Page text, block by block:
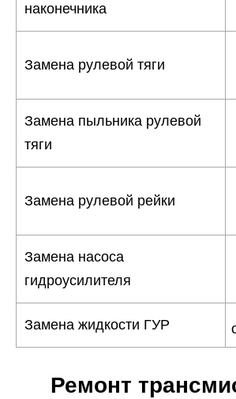
наконечника
Замена рулевой тяги
Замена пыльника рулевой
тяги
Замена рулевой рейки
Замена насоса
гидроусилителя
Замена жидкости ГУР
Ремонт